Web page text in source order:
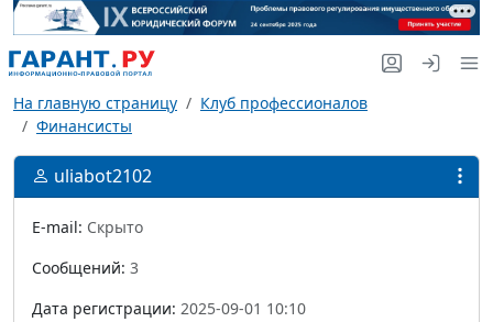
На главную страницу
Клуб профессионалов
Финансисты
uliabot2102
E-mail: Скрыто
Сообщений: 3
Дата регистрации: 2025-09-01 10:10